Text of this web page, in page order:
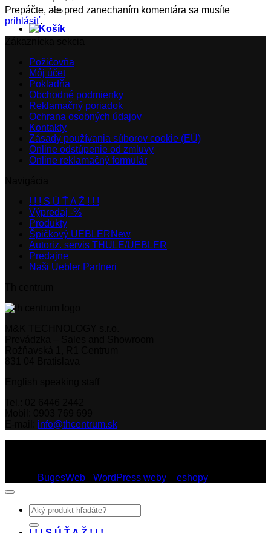
Prepáčte, ale pred zanechaním komentára sa musíte
prihlásiť.
Požičovňa
Môj účet
Pokladňa
Obchodné podmienky
Reklamačný poriadok
Ochrana osobných údajov
Kontakty
Zásady používania súborov cookie (EÚ)
Online odstúpenie od zmluvy
Online reklamačný formulár
! ! ! S Ú Ť A Ž ! ! !
Výpredaj -%
Produkty
Špičkový UEBLER
Autoriz. servis THULE/UEBLER
Predajne
Naši Uebler Partneri
info@thcentrum.sk
BugesWeb WordPress weby eshopy
Hľadať: